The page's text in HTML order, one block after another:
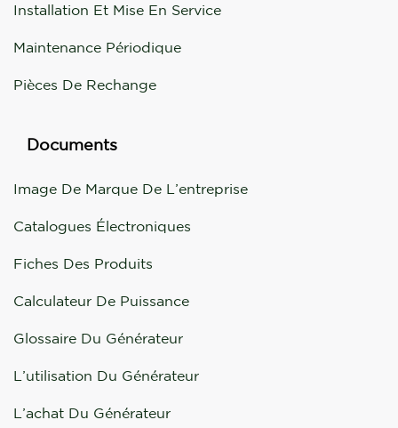
Installation Et Mise En Service
Maintenance Périodique
Pièces De Rechange
Documents
Image De Marque De L’entreprise
Catalogues Électroniques
Fiches Des Produits
Calculateur De Puissance
Glossaire Du Générateur
L’utilisation Du Générateur
L’achat Du Générateur